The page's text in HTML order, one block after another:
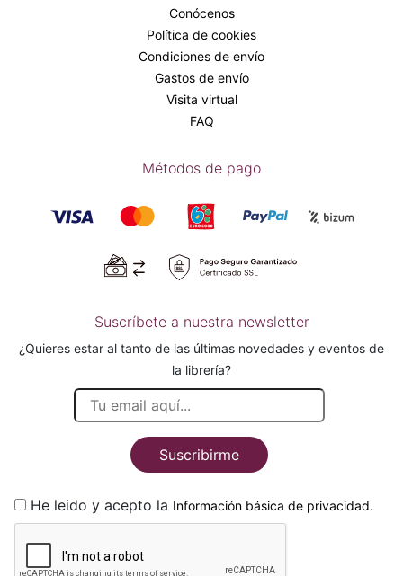
Conócenos
Política de cookies
Condiciones de envío
Gastos de envío
Visita virtual
FAQ
Métodos de pago
Suscríbete a nuestra newsletter
¿Quieres estar al tanto de las últimas novedades y eventos de
la librería?
Suscribirme
He leido y acepto la Información básica de privacidad.